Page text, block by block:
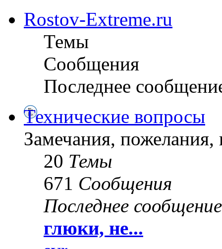
Rostov-Extreme.ru
Темы
Сообщения
Последнее
Технические вопросы
Замечания, пожелания,
20 Темы
671 Сообщения
Последнее сообщение
глюки, не...